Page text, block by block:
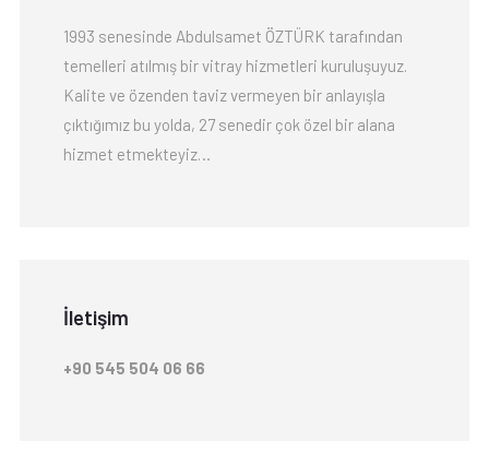
1993 senesinde Abdulsamet ÖZTÜRK tarafından
temelleri atılmış bir vitray hizmetleri kuruluşuyuz.
Kalite ve özenden taviz vermeyen bir anlayışla
çıktığımız bu yolda, 27 senedir çok özel bir alana
hizmet etmekteyiz…
İletişim
+90 545 504 06 66